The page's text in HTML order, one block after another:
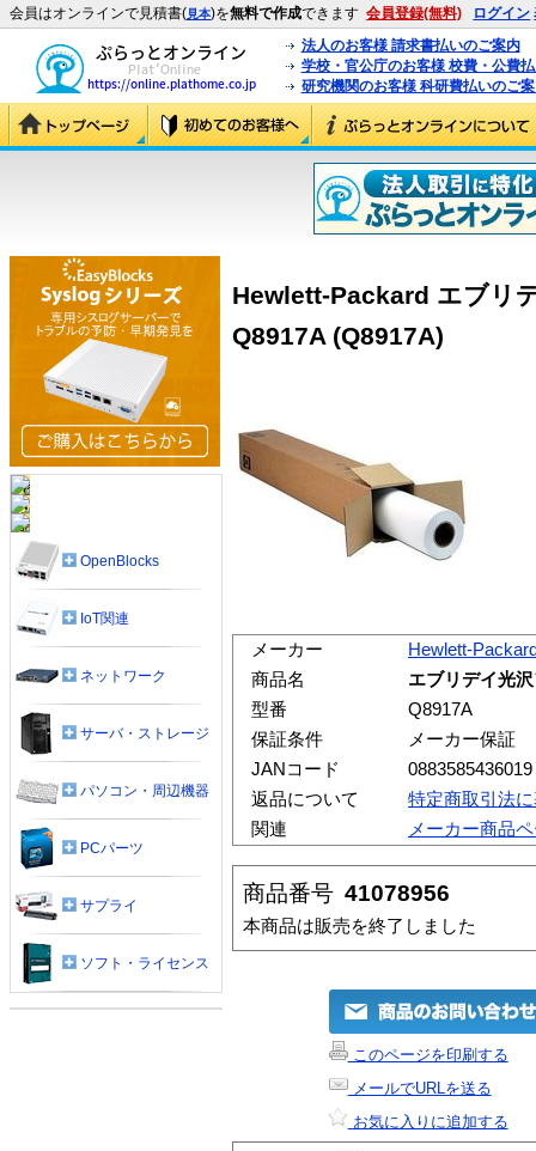
会員はオンラインで見積書(見本)を無料で作成できます 会員登録(無料) ログイン
法人のお客様 請求書払いのご案内
学校・官公庁のお客様 校費・公費
研究機関のお客様 科研費払いのご
Hewlett-Packard エブリ
Q8917A (Q8917A)
メーカー
Hewlett-
商品名
エブリデイ光
型番
Q8917A
保証条件
メーカー保証
JANコード
0883585436019
返品について
特定商取引法
関連
メーカー商品
商品番号 41078956
本商品は販売を終了しました
このページを印刷する
メールでURLを送る
お気に入りに追加する
OpenBlocks
IoT関連
ネットワーク
サーバ・ストレージ
パソコン・周辺機器
PCパーツ
サプライ
ソフト・ライセンス